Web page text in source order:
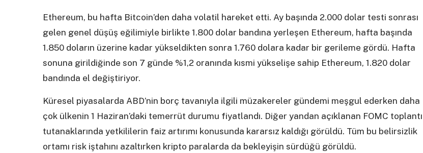
Ethereum, bu hafta Bitcoin’den daha volatil hareket etti. Ay başında 2.000 dolar testi sonrası
gelen genel düşüş eğilimiyle birlikte 1.800 dolar bandına yerleşen Ethereum, hafta başında
1.850 doların üzerine kadar yükseldikten sonra 1.760 dolara kadar bir gerileme gördü. Hafta
sonuna girildiğinde son 7 günde %1,2 oranında kısmi yükselişe sahip Ethereum, 1.820 dolar
bandında el değiştiriyor.
Küresel piyasalarda ABD’nin borç tavanıyla ilgili müzakereler gündemi meşgul ederken daha
çok ülkenin 1 Haziran’daki temerrüt durumu fiyatlandı. Diğer yandan açıklanan FOMC toplantı
tutanaklarında yetkililerin faiz artırımı konusunda kararsız kaldığı görüldü. Tüm bu belirsizlik
ortamı risk iştahını azaltırken kripto paralarda da bekleyişin sürdüğü görüldü.